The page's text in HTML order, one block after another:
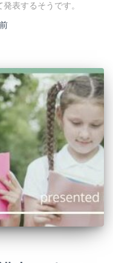
表するそうです。
前